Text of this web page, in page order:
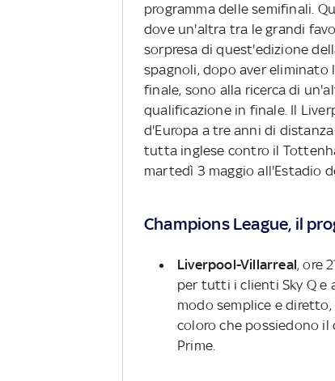
programma delle semifinali.
dove un'altra tra le grandi
sorpresa di quest'edizione
spagnoli, dopo aver
finale, sono alla ricerca di
qualificazione in finale. Il
d'Europa a tre anni di
tutta inglese contro il
martedì 3 maggio all'Estadio
Champions League, il
Liverpool-Villarreal, ore
per tutti i clienti Sky Q e
modo semplice e
coloro che possiedono il
Prime.